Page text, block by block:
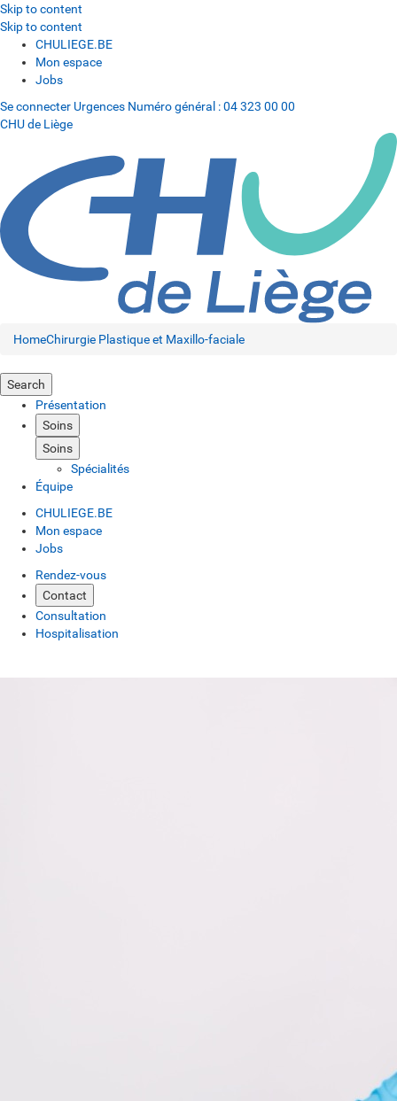
Skip to content
Skip to content
CHULIEGE.BE
Mon espace
Jobs
Se connecter Urgences Numéro général :04 323 00 00
CHU de Liège
HomeChirurgie Plastique et Maxillo-faciale
Search
Présentation
Soins
Soins
Spécialités
Équipe
CHULIEGE.BE
Mon espace
Jobs
Rendez-vous
Contact
Consultation
Hospitalisation